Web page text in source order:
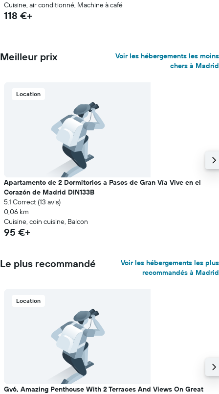
Cuisine, air conditionné, Machine à café
118 €+
Meilleur prix
Voir les hébergements les moins
chers à Madrid
Location
Apartamento de 2 Dormitorios a Pasos de Gran Vía Vive en el
Corazón de Madrid DIN133B
5.1 Correct (13 avis)
0,06 km
Cuisine, coin cuisine, Balcon
95 €+
Le plus recommandé
Voir les hébergements les plus
recommandés à Madrid
Location
Gv6, Amazing Penthouse With 2 Terraces And Views On Great